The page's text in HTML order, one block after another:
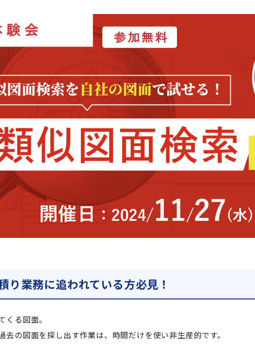
り業務に追われている方必見！
くる図面。
去の図面を探し出す作業は、時間だけを使い非生産的です。